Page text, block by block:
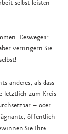
selbst leisten
Deswegen:
verringern Sie
anderes, als dass
letztlich zum Kreis
– oder
öffentlich
Sie Ihre